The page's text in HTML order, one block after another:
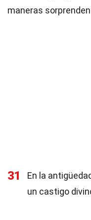
maneras
31
En la
un castigo